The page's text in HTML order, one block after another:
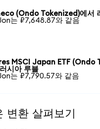
(Ondo Tokenized)에서
는 ₽7,648.87와 같음
MSCI Japan ETF (Ondo
시아 루블
는 ₽7,790.57와 같음
변환 살펴보기